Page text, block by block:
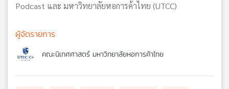
Podcast และ มหาวิทยาลัยหอการค้าไทย (UTCC)
ผู้จัดรายการ
คณะนิเทศศาสตร์ มหาวิทยาลัยหอการค้าไทย